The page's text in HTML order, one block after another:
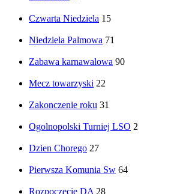
Czwarta Niedziela 15
Niedziela Palmowa 71
Zabawa karnawalowa 90
Mecz towarzyski 22
Zakonczenie roku 31
Ogolnopolski Turniej LSO 2
Dzien Chorego 27
Pierwsza Komunia Sw 64
Rozpoczecie DA 28